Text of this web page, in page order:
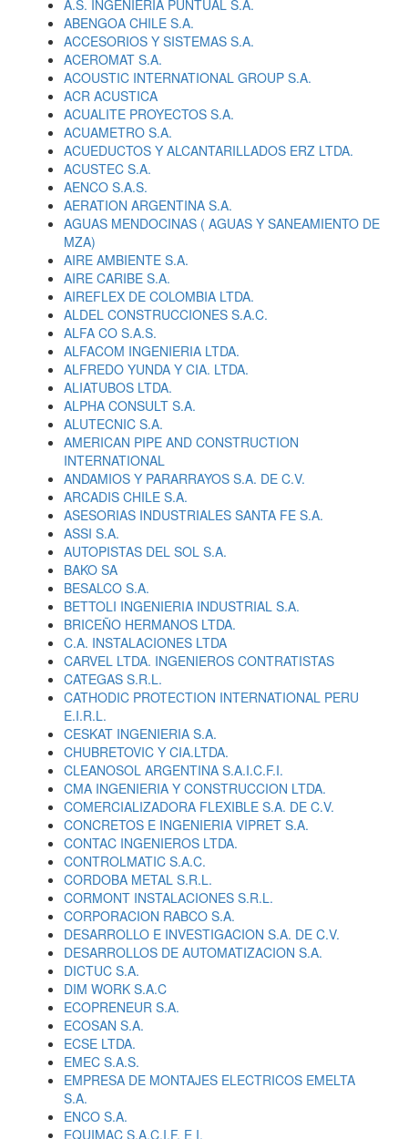
A.S. INGENIERIA PUNTUAL S.A.
ABENGOA CHILE S.A.
ACCESORIOS Y SISTEMAS S.A.
ACEROMAT S.A.
ACOUSTIC INTERNATIONAL GROUP S.A.
ACR ACUSTICA
ACUALITE PROYECTOS S.A.
ACUAMETRO S.A.
ACUEDUCTOS Y ALCANTARILLADOS ERZ LTDA.
ACUSTEC S.A.
AENCO S.A.S.
AERATION ARGENTINA S.A.
AGUAS MENDOCINAS ( AGUAS Y SANEAMIENTO DE
MZA)
AIRE AMBIENTE S.A.
AIRE CARIBE S.A.
AIREFLEX DE COLOMBIA LTDA.
ALDEL CONSTRUCCIONES S.A.C.
ALFA CO S.A.S.
ALFACOM INGENIERIA LTDA.
ALFREDO YUNDA Y CIA. LTDA.
ALIATUBOS LTDA.
ALPHA CONSULT S.A.
ALUTECNIC S.A.
AMERICAN PIPE AND CONSTRUCTION
INTERNATIONAL
ANDAMIOS Y PARARRAYOS S.A. DE C.V.
ARCADIS CHILE S.A.
ASESORIAS INDUSTRIALES SANTA FE S.A.
ASSI S.A.
AUTOPISTAS DEL SOL S.A.
BAKO SA
BESALCO S.A.
BETTOLI INGENIERIA INDUSTRIAL S.A.
BRICEÑO HERMANOS LTDA.
C.A. INSTALACIONES LTDA
CARVEL LTDA. INGENIEROS CONTRATISTAS
CATEGAS S.R.L.
CATHODIC PROTECTION INTERNATIONAL PERU
E.I.R.L.
CESKAT INGENIERIA S.A.
CHUBRETOVIC Y CIA.LTDA.
CLEANOSOL ARGENTINA S.A.I.C.F.I.
CMA INGENIERIA Y CONSTRUCCION LTDA.
COMERCIALIZADORA FLEXIBLE S.A. DE C.V.
CONCRETOS E INGENIERIA VIPRET S.A.
CONTAC INGENIEROS LTDA.
CONTROLMATIC S.A.C.
CORDOBA METAL S.R.L.
CORMONT INSTALACIONES S.R.L.
CORPORACION RABCO S.A.
DESARROLLO E INVESTIGACION S.A. DE C.V.
DESARROLLOS DE AUTOMATIZACION S.A.
DICTUC S.A.
DIM WORK S.A.C
ECOPRENEUR S.A.
ECOSAN S.A.
ECSE LTDA.
EMEC S.A.S.
EMPRESA DE MONTAJES ELECTRICOS EMELTA
S.A.
ENCO S.A.
EQUIMAC S.A.C.I.F. E I.